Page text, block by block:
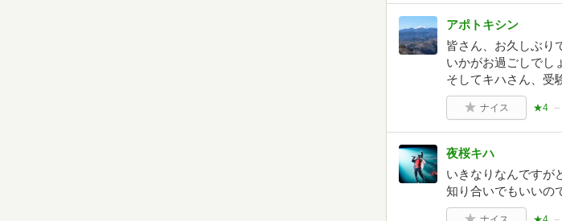
アポトキシン
皆さん、お久しぶり
いかがお過ごしでし
そしてキハさん、受
ナイス ★4
夜桜キハ
いきなりなんですが
知り合いでもいい